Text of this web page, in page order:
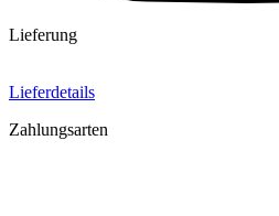
Lieferung
Lieferdetails
Zahlungsarten